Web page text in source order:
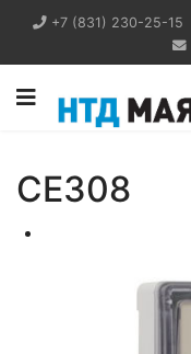
+7 (831) 230-25-15
CE308